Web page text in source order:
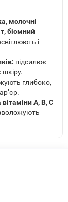
молочні
біомний
і
підсилює
шкіру.
глибоко,
A, B, C